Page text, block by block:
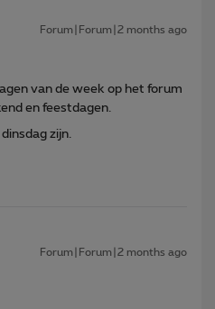
Forum|Forum|2 months ago
van de week op het forum
en feestdagen.
zijn.
Forum|Forum|2 months ago